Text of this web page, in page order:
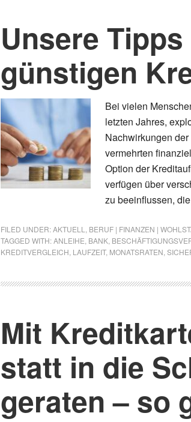
Unsere
günstigen
Bei vielen
letzten Jahres,
Nachwirkungen
vermehrten
Option der
verfügen über
zu beeinflussen,
FILED UNDER:AKTUELL BERUF | FINANZEN |
TAGGED WITH:ANLEIHE BANK
KREDITVERGLEICH LAUFZEIT, MONATSRATEN
Mit
statt in die
geraten – so